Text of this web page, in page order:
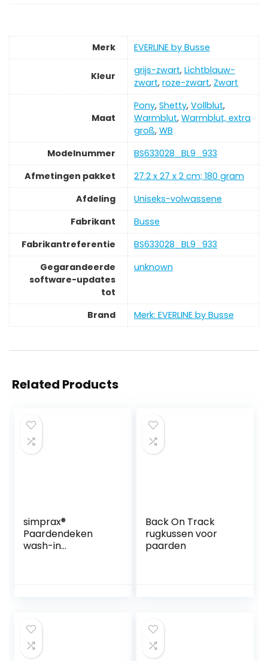
Merk ‎EVERLINE by Busse
Kleur grijs-zwart, ‎Lichtblauw-
zwart, roze-zwart, ‎Zwart
Maat
Pony, Shetty, Vollblut,
Warmblut, Warmblut, extra
groß, WB
Modelnummer
‎BS633028_BL9_933
Afmetingen pakket
‎27.2 x 27 x 2 cm; 180 gram
Afdeling
‎Uniseks-volwassene
Fabrikant
‎Busse
Fabrikantreferentie
‎BS633028_BL9_933
Gegarandeerde
software-updates
tot
‎unknown
Brand Merk: EVERLINE by Busse
Related Products
simprax®
Paardendeken
wash-in
hondendeken,
wasmachine/hand
was
Back On Track
rugkussen voor
paarden